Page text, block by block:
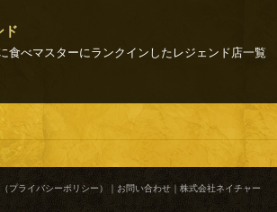
ド
食べマスターにランクインしたレジェンド店一覧
プライバシーポリシー） ｜ お問い合わせ ｜ 株式会社ネイチャー